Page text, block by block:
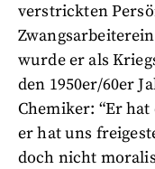
verstrickten
wurde er als
den 1950er/60er
Chemiker: “Er
er hat uns
doch nicht